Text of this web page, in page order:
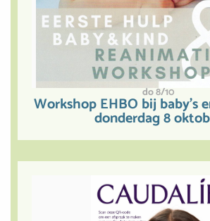
do 8/10
Workshop EHBO bij baby’s
donderdag 8